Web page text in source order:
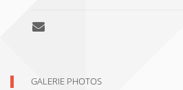
GALERIE PHOTOS